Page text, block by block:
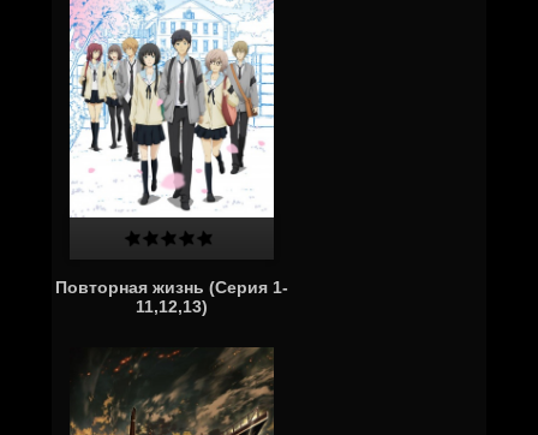
Повторная жизнь (Серия 1-
11,12,13)